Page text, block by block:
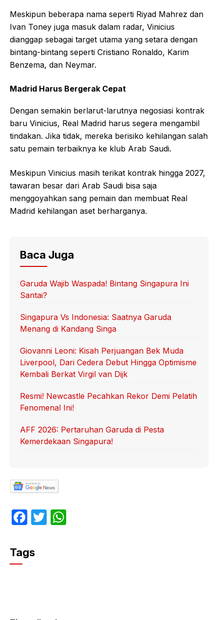
Meskipun beberapa nama seperti Riyad Mahrez dan
Ivan Toney juga masuk dalam radar, Vinicius
dianggap sebagai target utama yang setara dengan
bintang-bintang seperti Cristiano Ronaldo, Karim
Benzema, dan Neymar.
Madrid Harus Bergerak Cepat
Dengan semakin berlarut-larutnya negosiasi kontrak
baru Vinicius, Real Madrid harus segera mengambil
tindakan. Jika tidak, mereka berisiko kehilangan salah
satu pemain terbaiknya ke klub Arab Saudi.
Meskipun Vinicius masih terikat kontrak hingga 2027,
tawaran besar dari Arab Saudi bisa saja
menggoyahkan sang pemain dan membuat Real
Madrid kehilangan aset berharganya.
Baca Juga
Garuda Wajib Waspada! Bintang Singapura Ini
Santai?
Singapura Vs Indonesia: Saatnya Garuda
Menang di Kandang Singa
Giovanni Leoni: Kisah Perjuangan Bek Muda
Liverpool, Dari Cedera Debut Hingga Optimisme
Kembali Berkat Virgil van Dijk
Resmi! Newcastle Pecahkan Rekor Demi Pelatih
Fenomenal Ini!
AFF 2026: Pertaruhan Garuda di Pesta
Kemerdekaan Singapura!
F
c
e
T
Tags